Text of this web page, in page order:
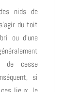
nids de
du toit
ou d’une
de cesse
si